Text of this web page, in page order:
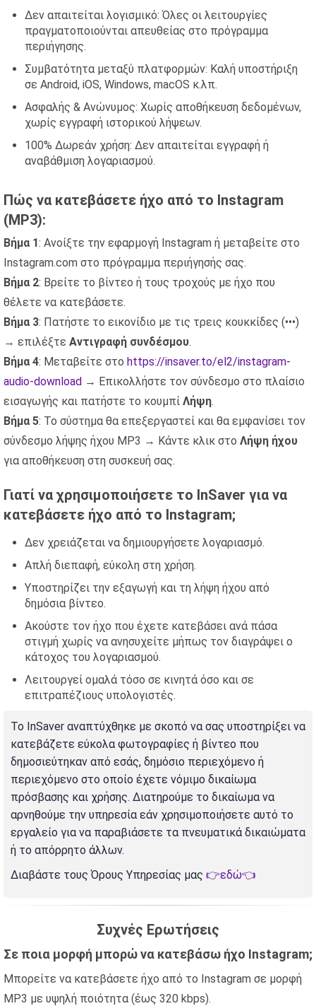
Δεν απαιτείται λογισμικό: Όλες οι λειτουργίες
πραγματοποιούνται απευθείας στο πρόγραμμα
περιήγησης.
Συμβατότητα μεταξύ πλατφορμών: Καλή υποστήριξη
σε Android, iOS, Windows, macOS κ.λπ.
Ασφαλής & Ανώνυμος: Χωρίς αποθήκευση δεδομένων,
χωρίς εγγραφή ιστορικού λήψεων.
100% Δωρεάν χρήση: Δεν απαιτείται εγγραφή ή
αναβάθμιση λογαριασμού.
Πώς να κατεβάσετε ήχο από το Instagram
(MP3):
Βήμα 1: Ανοίξτε την εφαρμογή Instagram ή μεταβείτε στο
Instagram.com στο πρόγραμμα περιήγησής σας.
Βήμα 2: Βρείτε το βίντεο ή τους τροχούς με ήχο που
θέλετε να κατεβάσετε.
Βήμα 3: Πατήστε το εικονίδιο με τις τρεις κουκκίδες (•••)
→ επιλέξτε Αντιγραφή συνδέσμου.
Βήμα 4: Μεταβείτε στο https://insaver.to/el2/instagram-
audio-download → Επικολλήστε τον σύνδεσμο στο πλαίσιο
εισαγωγής και πατήστε το κουμπί Λήψη.
Βήμα 5: Το σύστημα θα επεξεργαστεί και θα εμφανίσει τον
σύνδεσμο λήψης ήχου MP3 → Κάντε κλικ στο Λήψη ήχου
για αποθήκευση στη συσκευή σας.
Γιατί να χρησιμοποιήσετε το InSaver για να
κατεβάσετε ήχο από το Instagram;
Δεν χρειάζεται να δημιουργήσετε λογαριασμό.
Απλή διεπαφή, εύκολη στη χρήση.
Υποστηρίζει την εξαγωγή και τη λήψη ήχου από
δημόσια βίντεο.
Ακούστε τον ήχο που έχετε κατεβάσει ανά πάσα
στιγμή χωρίς να ανησυχείτε μήπως τον διαγράψει ο
κάτοχος του λογαριασμού.
Λειτουργεί ομαλά τόσο σε κινητά όσο και σε
επιτραπέζιους υπολογιστές.
Το InSaver αναπτύχθηκε με σκοπό να σας υποστηρίξει να
κατεβάζετε εύκολα φωτογραφίες ή βίντεο που
δημοσιεύτηκαν από εσάς, δημόσιο περιεχόμενο ή
περιεχόμενο στο οποίο έχετε νόμιμο δικαίωμα
πρόσβασης και χρήσης. Διατηρούμε το δικαίωμα να
αρνηθούμε την υπηρεσία εάν χρησιμοποιήσετε αυτό το
εργαλείο για να παραβιάσετε τα πνευματικά δικαιώματα
ή το απόρρητο άλλων.
Διαβάστε τους Όρους Υπηρεσίας μας 👉εδώ👈
Συχνές Ερωτήσεις
Σε ποια μορφή μπορώ να κατεβάσω ήχο Instagram;
Μπορείτε να κατεβάσετε ήχο από το Instagram σε μορφή
MP3 με υψηλή ποιότητα (έως 320 kbps).